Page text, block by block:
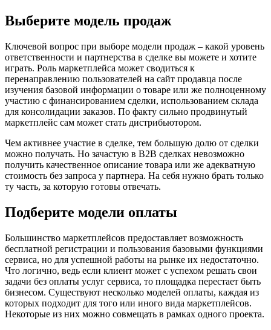
Выберите модель продаж
Ключевой вопрос при выборе модели продаж – какой уровень
ответственности и партнерства в сделке вы можете и хотите
играть. Роль маркетплейса может сводиться к
перенаправлению пользователей на сайт продавца после
изучения базовой информации о товаре или же полноценному
участию с финансированием сделки, использованием склада
для консолидации заказов. По факту сильно продвинутый
маркетплейс сам может стать дистрибьютором.
Чем активнее участие в сделке, тем большую долю от сделки
можно получать. Но зачастую в B2B сделках невозможно
получить качественное описание товара или же адекватную
стоимость без запроса у партнера. На себя нужно брать только
ту часть, за которую готовы отвечать.
Подберите модели оплаты
Большинство маркетплейсов предоставляет возможность
бесплатной регистрации и пользования базовыми функциями
сервиса, но для успешной работы на рынке их недостаточно.
Что логично, ведь если клиент может с успехом решать свои
задачи без оплаты услуг сервиса, то площадка перестает быть
бизнесом. Существуют несколько моделей оплаты, каждая из
которых подходит для того или иного вида маркетплейсов.
Некоторые из них можно совмещать в рамках одного проекта.